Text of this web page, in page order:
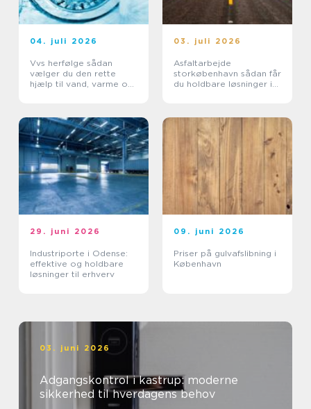
04. juli 2026
Vvs herfølge sådan
vælger du den rette
hjælp til vand, varme og
03. juli 2026
Asfaltarbejde
storkøbenhavn sådan får
du holdbare løsninger i
29. juni 2026
Industriporte i Odense:
effektive og holdbare
løsninger til erhverv
09. juni 2026
Priser på gulvafslibning i
København
03. juni 2026
Adgangskontrol i kastrup: moderne
sikkerhed til hverdagens behov